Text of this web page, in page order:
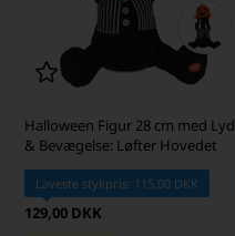
Halloween Figur 28 cm med Lyd
& Bevægelse: Løfter Hovedet
Laveste stykpris: 115,00 DKK
129,00 DKK